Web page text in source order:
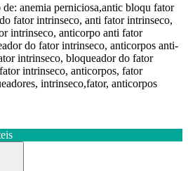
de: anemia perniciosa,antic bloqu fator
fator intrinseco, anti fator intrinseco,
intrinseco, anticorpo anti fator
do fator intrinseco, anticorpos anti-
intrinseco, bloqueador do fator
intrinseco, anticorpos, fator
intrinseco,fator, anticorpos